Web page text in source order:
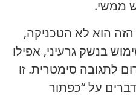
ממשי.
הוא לא הטכניקה,
בנשק גרעיני, אפילו
לתגובה סימטרית. זו
על “כפתור